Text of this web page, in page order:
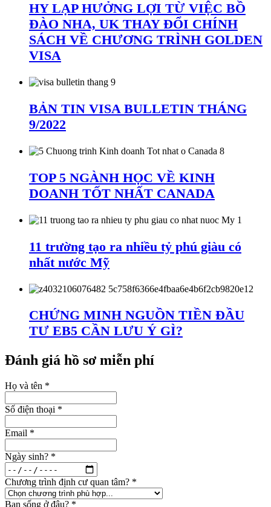
HY LẠP HƯỞNG LỢI TỪ VIỆC BỒ
ĐÀO NHA, UK THAY ĐỔI CHÍNH
SÁCH VỀ CHƯƠNG TRÌNH GOLDEN
VISA
BẢN TIN VISA BULLETIN THÁNG
9/2022
TOP 5 NGÀNH HỌC VỀ KINH
DOANH TỐT NHẤT CANADA
11 trường tạo ra nhiều tỷ phú giàu có
nhất nước Mỹ
CHỨNG MINH NGUỒN TIỀN ĐẦU
TƯ EB5 CẦN LƯU Ý GÌ?
Đánh giá hồ sơ miễn phí
Họ và tên *
Số điện thoại *
Email *
Ngày sinh? *
Chương trình định cư quan tâm? *
Bạn sống ở đâu? *